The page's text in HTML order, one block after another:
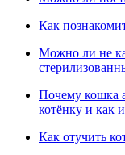
Как
Можно ли не
Почему кошка
котёнку и как
Как отучить